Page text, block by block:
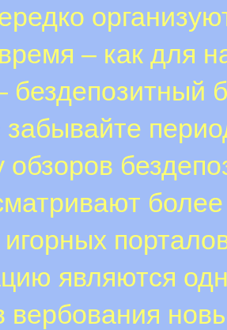
время – как для
бездепозитный
забывайте
обзоров
являются
вербования